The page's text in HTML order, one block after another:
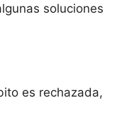
soluciones
es rechazada,